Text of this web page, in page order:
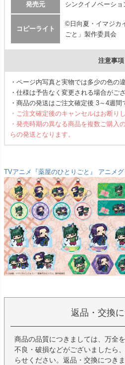
発売元 シンクイノベーショ
コピーライト
©日向夏・イマジカ
ごと」製作委員会
注意事項
・ページ内写真と実物では多少の色の
・仕様は予告なく変更される場合がご
・商品の発送はご注文確定後 3～4週間
・ご注文確定後のキャンセルはお断り
・発売時期の異なる商品を複数ご購入
らの発送となります。
TVアニメ『薬屋のひとりごと』 アニメ
返品・交換
商品の品質につきましては、万全
不良・破損などがございましたら
らせください。返品・交換につき